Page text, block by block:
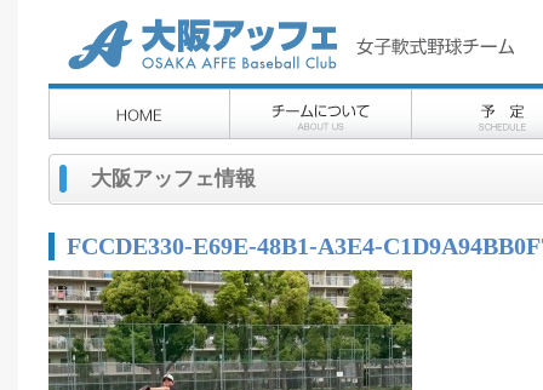
大阪アッフェ情報
FCCDE330-E69E-48B1-A3E4-